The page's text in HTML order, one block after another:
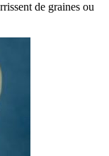
de graines ou